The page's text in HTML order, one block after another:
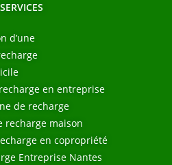
d’une
en entreprise
de recharge
recharge maison
en copropriété
Entreprise Nantes